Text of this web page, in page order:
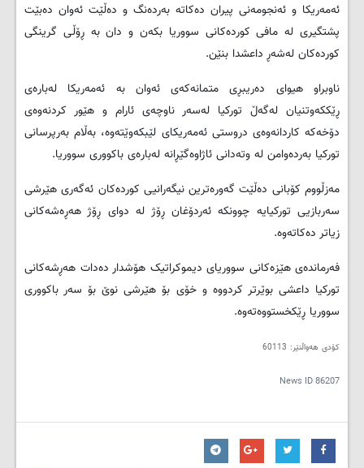
ئەمەریکا و ئەنجومەنی پیران دەکاتە بەردەنگ و دەڵێت ئەوان دەبێت
پشتگیری لە مافی کوردەکانی سووریا بکەن و دان بە ڕۆڵی گرینگی
کوردەکان لەشەڕ داعشدا بنێن.
ناوبراو هیوای دەریبڕی متمانەکەی ئەوان بە ئەمەریکا لەبارەی
ڕێککەوتنیان لەگەڵ تورکیا لەسەر ناوچەی ئارام و هێور کردنەوەی
دۆخەکە کاردانەوەی دروستی ئەمەریکای لێبکەوێتەوە، بەڵام بەرپرسانی
تورکیا بەردەوامن لە وتەدانی ئاژاوەگێڕانە لەبارەی باکووری سووریا.
مەزڵووم کۆبانی دەڵێت گەورەترین نیگەرانیی کوردەکان ئەگەری هێرشی
سەربازیی تورکیایە چوونکە ئەردۆغان ڕۆژ لە دوای ڕۆژ هەڕەشەکانی
زیاتر دەکاتەوە.
فەرماندەی هێزەکانی سووریای دیموکراتیک هۆشدار دەدات هەڕشەکانی
تورکیا داعشی بوێرتر کردووە و خۆی بۆ هێرشی نوێ بۆ سەر باکووری
سووریا ڕێکخستووەتەوە.
کۆدی هەواڵنێر: 60113
News ID86207